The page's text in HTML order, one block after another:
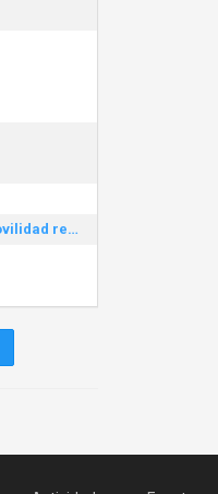
Adaptado para personas con movilidad reducida